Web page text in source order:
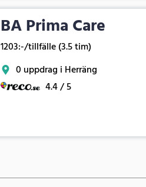
BA Prima Care
1203:-/tillfälle (3.5 tim)
0 uppdrag i Herräng
4.4 / 5